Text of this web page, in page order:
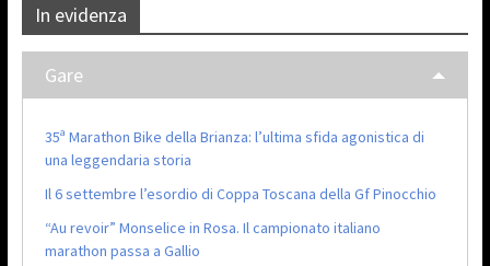
In evidenza
Gare
35ª Marathon Bike della Brianza: l’ultima sfida agonistica di
una leggendaria storia
Il 6 settembre l’esordio di Coppa Toscana della Gf Pinocchio
“Au revoir” Monselice in Rosa. Il campionato italiano
marathon passa a Gallio